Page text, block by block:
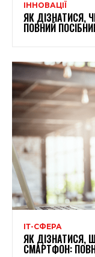
ІННОВАЦІЇ
ЯК ДІЗНАТИСЯ,
ПОВНИЙ
ІТ-СФЕРА
ЯК ДІЗНАТИСЯ,
СМАРТФОН: